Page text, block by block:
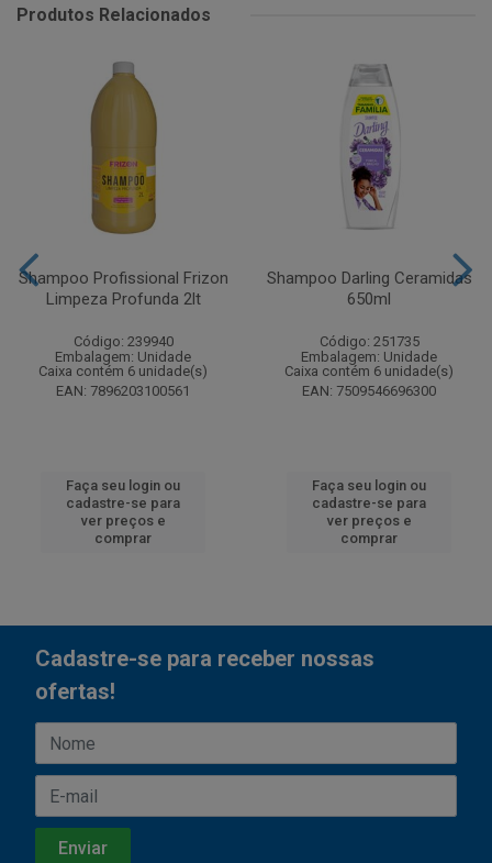
Produtos Relacionados
Shampoo Profissional Frizon
Limpeza Profunda 2lt
Código: 239940
Embalagem: Unidade
Caixa contém 6 unidade(s)
EAN: 7896203100561
Faça seu login ou
cadastre-se para
ver preços e
comprar
Shampoo Darling Ceramidas
650ml
Código: 251735
Embalagem: Unidade
Caixa contém 6 unidade(s)
EAN: 7509546696300
Faça seu login ou
cadastre-se para
ver preços e
comprar
Cadastre-se para receber nossas
ofertas!